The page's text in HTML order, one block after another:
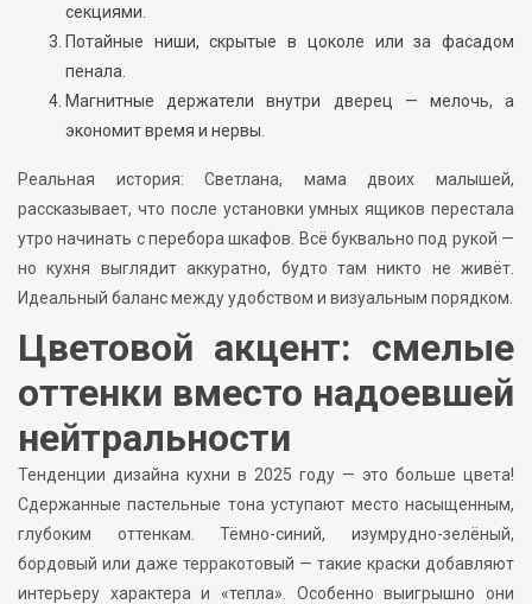
секциями.
Потайные ниши, скрытые в цоколе или за фасадом
пенала.
Магнитные держатели внутри дверец — мелочь, а
экономит время и нервы.
Реальная история: Светлана, мама двоих малышей,
рассказывает, что после установки умных ящиков перестала
утро начинать с перебора шкафов. Всё буквально под рукой —
но кухня выглядит аккуратно, будто там никто не живёт.
Идеальный баланс между удобством и визуальным порядком.
Цветовой акцент: смелые
оттенки вместо надоевшей
нейтральности
Тенденции дизайна кухни в 2025 году — это больше цвета!
Сдержанные пастельные тона уступают место насыщенным,
глубоким оттенкам. Тёмно-синий, изумрудно-зелёный,
бордовый или даже терракотовый — такие краски добавляют
интерьеру характера и «тепла». Особенно выигрышно они